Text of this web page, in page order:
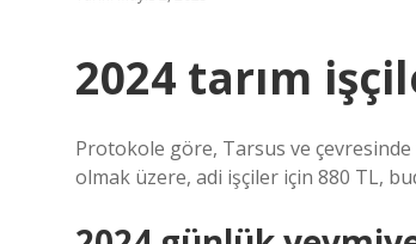
2024 tarım
Protokole göre, Tarsus ve
olmak üzere, adi işçiler için 880 TL,